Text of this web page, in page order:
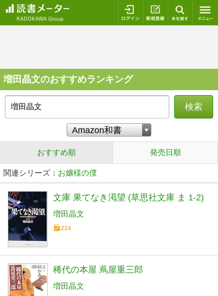
ログイン 新規登録
増田晶文のおすすめランキング
検索
おすすめ順 発売日順
関連シリーズ： お嬢様の僕
文庫 果てなき渇望 (草思社文庫 ま 1-2)
増田晶文
214
稀代の本屋 蔦屋重三郎
増田晶文